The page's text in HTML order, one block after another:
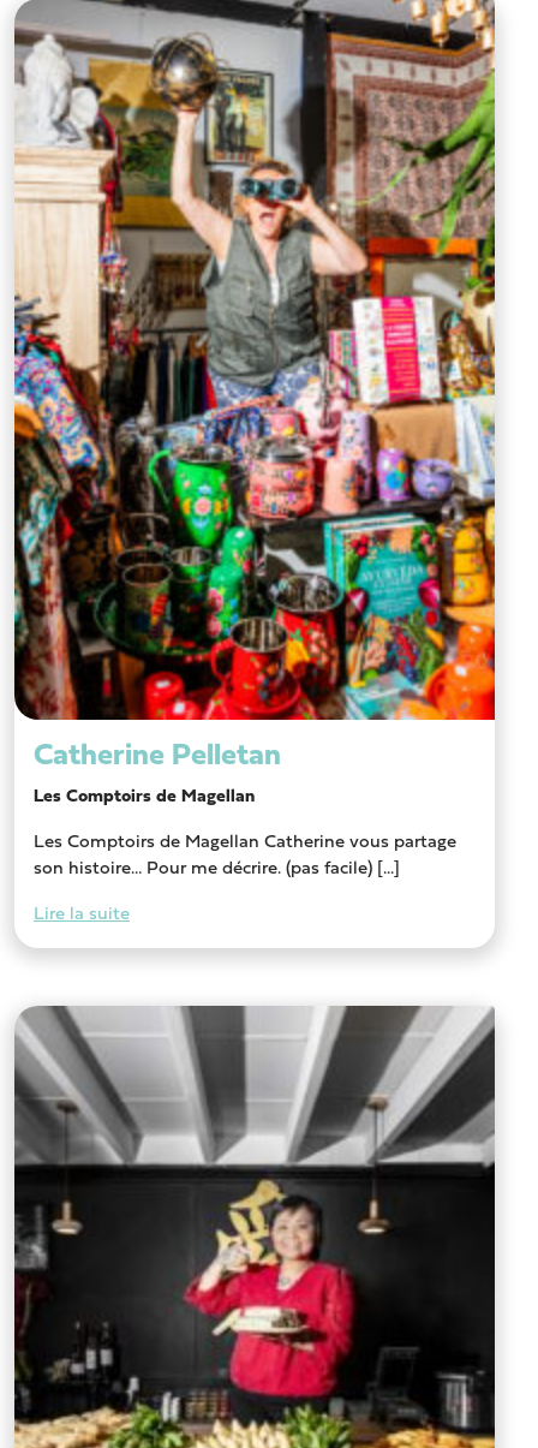
Catherine Pelletan
Les Comptoirs de Magellan
Les Comptoirs de Magellan Catherine vous partage
son histoire… Pour me décrire. (pas facile) [...]
Lire la suite